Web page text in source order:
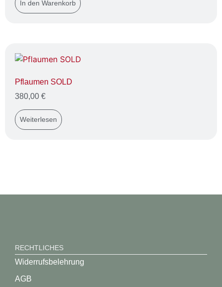
In den Warenkorb
Pflaumen SOLD
380,00 €
Weiterlesen
RECHTLICHES
Widerrufsbelehrung
AGB